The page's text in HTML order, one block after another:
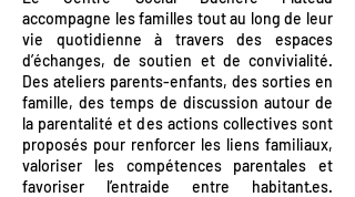
accompagne les familles tout au long de leur
vie quotidienne à travers des espaces
d’échanges, de soutien et de convivialité.
Des ateliers parents-enfants, des sorties en
famille, des temps de discussion autour de
la parentalité et des actions collectives sont
proposés pour renforcer les liens familiaux,
valoriser les compétences parentales et
favoriser l’entraide entre habitant·es.